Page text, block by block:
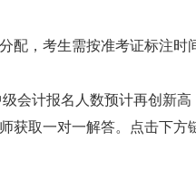
，考生需按准考证标注时
计报名人数预计再创新高
获取一对一解答。点击下方